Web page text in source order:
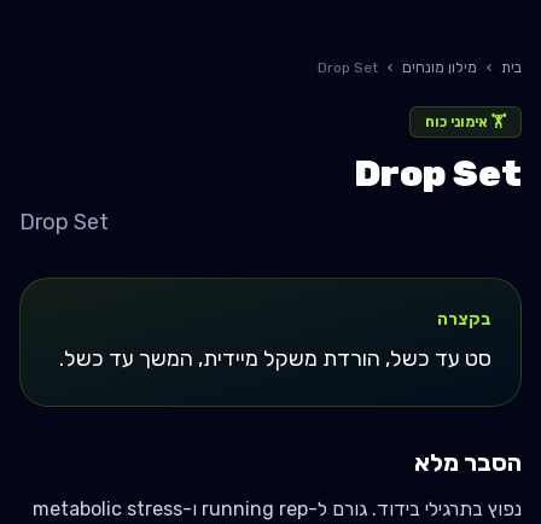
בית › מילון מונחים ›
Drop Set
🏋️ אימוני כוח
Drop Set
Drop Set
בקצרה
סט עד כשל, הורדת משקל מיידית, המשך עד כשל.
הסבר מלא
נפוץ בתרגילי בידוד. גורם ל-running rep ו-metabolic stress